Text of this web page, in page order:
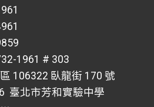
1961 # 303
106322 臥龍街 170 號
臺北市芳和實驗中學